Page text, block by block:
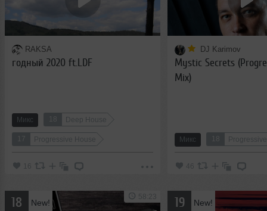
RAKSA
годный 2020 ft.LDF
Микс 18 Deep House
17 Progressive House
16
DJ Karimov
Mystic Secrets
Mix)
Микс 18
46
18 New!
58:23 19 New!